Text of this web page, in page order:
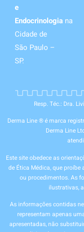
e
Endocrinologia na
Cidade de
São Paulo –
SP.
Resp. Téc.: Dra.
Derma Line ® é marca
Derma Line
Este site obedece as
de Ética Médica, que
ou procedimentos. As
ilustrativas,
As informações contidas
representam apenas
apresentadas, não